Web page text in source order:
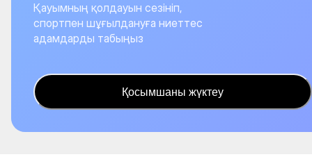
Қауымның қолдауын сезініп,
спортпен шұғылдануға ниеттес
адамдарды табыңыз
Қосымшаны жүктеу